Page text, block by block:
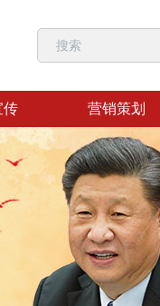
传 营销策划